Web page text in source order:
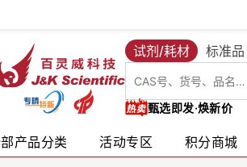
试剂/耗材 标准品
甄选即发·焕新价
产品分类 活动专区 积分商城